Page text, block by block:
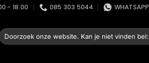
- 18:00 085 303 5044 WHATSAPP
Zoeken
naar: